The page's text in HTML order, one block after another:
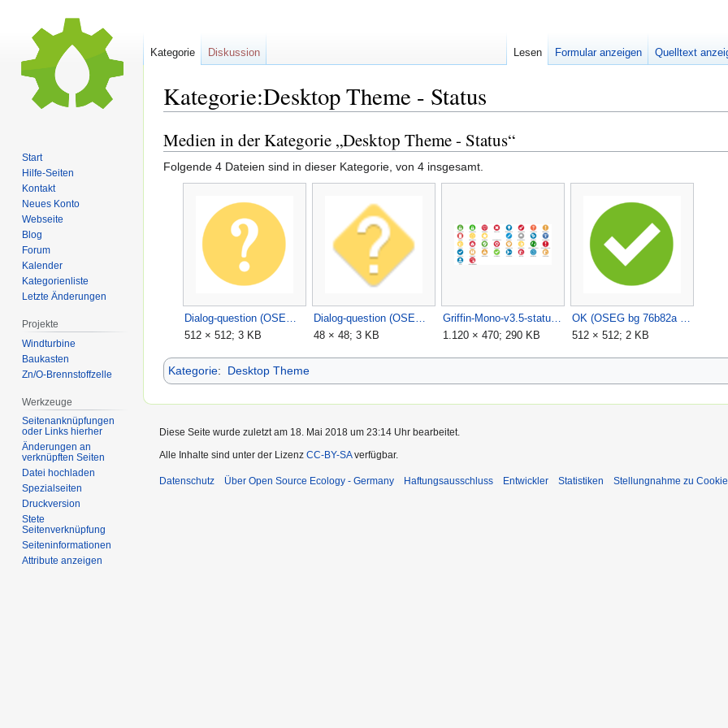
Kategorie:Desktop Theme - Status
Zur
Navigation
springen
Zur
Suche
springen
Medien in der Kategorie „Desktop Theme - Status“
Folgende 4 Dateien sind in dieser Kategorie, von 4 insgesamt.
Dialog-question (OSEG bg FFD966, Griffin-Mono-v3.5).svg
512 × 512; 3 KB
Dialog-question (OSEG-yellow, Papirus desktop theme, status dialog-question).svg
48 × 48; 3 KB
Griffin-Mono-v3.5-status-scalable.png
1.120 × 470; 290 KB
OK (OSEG bg 76b82a Griffin-Mono-v3.5, checkbox).svg
512 × 512; 2 KB
Kategorie: Desktop Theme
Kategorie Diskussion Lesen Formular anzeigen Quelltext
Start
Hilfe-Seiten
Kontakt
Neues Konto
Webseite
Blog
Forum
Kalender
Kategorienliste
Letzte Änderungen
Projekte
Windturbine
Baukasten
Zn/O-Brennstoffzelle
Werkzeuge
Seitenanknüpfungen
oder Links hierher
Änderungen an
verknüpften Seiten
Datei hochladen
Spezialseiten
Druckversion
Stete
Seitenverknüpfung
Seiten­informationen
Attribute anzeigen
Diese Seite wurde zuletzt am 18. Mai 2018 um 23:14 Uhr bearbeitet.
Alle Inhalte sind unter der Lizenz CC-BY-SAverfügbar.
Datenschutz Über Open Source Ecology - Germany Haftungsausschluss Entwickler Statistiken Stellungnahme zu